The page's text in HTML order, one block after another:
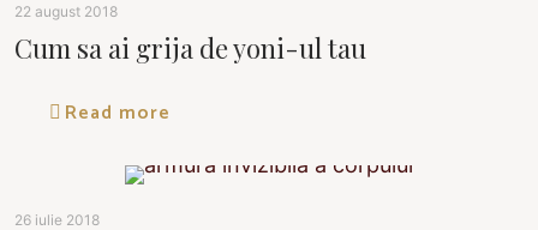
22 august 2018
Cum sa ai grija de yoni-ul tau
Read more
26 iulie 2018